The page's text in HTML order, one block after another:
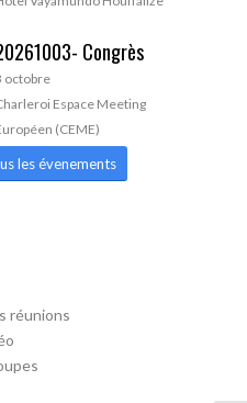
Congrès
octobre
Espace Meeting
(CEME)
les évenements
réunions